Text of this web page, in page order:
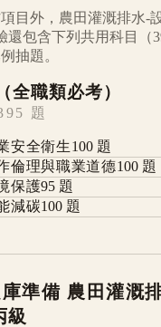
目外， 農田灌溉排水-
還包含下列共用科目（
抽題。
全職類必考）
題
安全衛生100題
倫理與職業道德100題
保護95 題
減碳100 題
準備 農田灌溉
級